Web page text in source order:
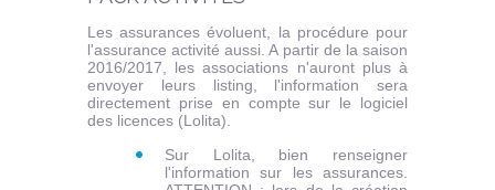
Les assurances évoluent, la procédure pour
l'assurance activité aussi. A partir de la saison
2016/2017, les associations n'auront plus à
envoyer leurs listing, l'information sera
directement prise en compte sur le logiciel
des licences (Lolita).
Sur Lolita, bien renseigner
l'information sur les assurances.